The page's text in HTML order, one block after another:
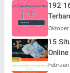
192
15
Online